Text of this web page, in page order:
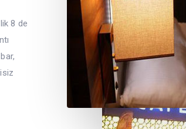
8 de